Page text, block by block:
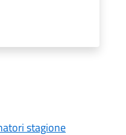
stagione